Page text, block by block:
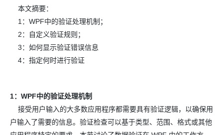
本文摘要：
1：WPF中的验证处理机制；
2：自定义验证规则；
3：如何显示验证错误信息
4：指定何时进行验证
1：WPF中的验证处理机制
接受用户输入的大多数应用程序都需要具有验证逻辑，以确保用
户输入了需要的信息。验证检查可以基于类型、范围、格式或其他